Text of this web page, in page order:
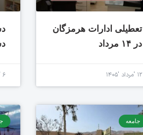
تعطیلی ادارات هرمزگان
در ۱۴ مرداد
۱۲ 'مرداد '۱۴۰۵ ۶ 'مرداد '۱۴۰۵
جامعه